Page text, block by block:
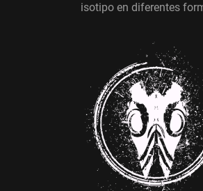
isotipo en diferentes